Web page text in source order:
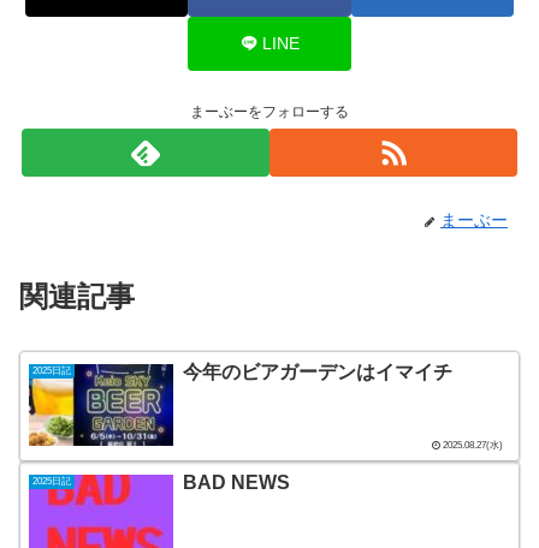
LINE
まーぶーをフォローする
まーぶー
関連記事
2025日記 今年のビアガーデンはイマイチ
2025.08.27(水)
2025日記 BAD NEWS